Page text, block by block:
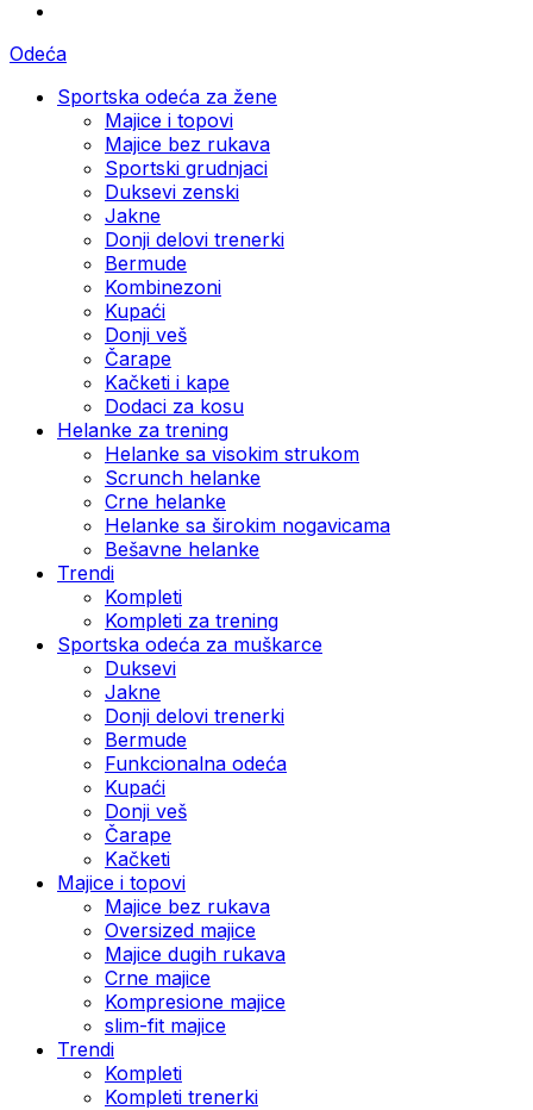
Odeća
Sportska odeća za žene
Majice i topovi
Majice bez rukava
Sportski grudnjaci
Duksevi zenski
Jakne
Donji delovi trenerki
Bermude
Kombinezoni
Kupaći
Donji veš
Čarape
Kačketi i kape
Dodaci za kosu
Helanke za trening
Helanke sa visokim strukom
Scrunch helanke
Crne helanke
Helanke sa širokim nogavicama
Bešavne helanke
Trendi
Kompleti
Kompleti za trening
Sportska odeća za muškarce
Duksevi
Jakne
Donji delovi trenerki
Bermude
Funkcionalna odeća
Kupaći
Donji veš
Čarape
Kačketi
Majice i topovi
Majice bez rukava
Oversized majice
Majice dugih rukava
Crne majice
Kompresione majice
slim-fit majice
Trendi
Kompleti
Kompleti trenerki